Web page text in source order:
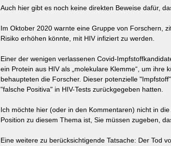
Auch hier gibt es noch keine direkten Beweise dafür,
Im Oktober 2020 warnte eine Gruppe von Forschern,
Risiko erhöhen könnte, mit HIV infiziert zu werden.
Einer der wenigen verlassenen Covid-
ein Protein aus HIV als „molekulare Klemme“, um ihre
behaupteten die Forscher. Dieser potenzielle
"falsche Positiva" in HIV-Tests zurückgegeben hatten.
Ich möchte hier (oder in den Kommentaren) nicht in
Position zu diesem Thema ist, Sie müssen zugeben,
Eine weitere zu berücksichtigende Tatsache: Der Tod